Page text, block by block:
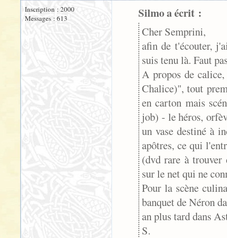
Inscription : 2000
Messages : 613
Silmo a écrit :
Cher Semprini,
afin de t'écouter,
suis tenu là. Faut
A propos de
Chalice)", tout
en carton mais
job) - le héros,
un vase destiné à
apôtres, ce qui
(dvd rare à trouver
sur le net qui ne
Pour la scène
banquet de Néron
an plus tard dans
S.